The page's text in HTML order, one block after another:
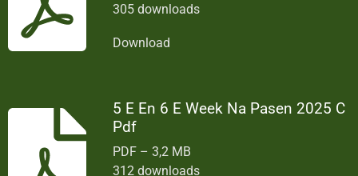
305 downloads
Download
5 E En 6 E Week Na Pasen 2025 C
Pdf
PDF – 3,2 MB
312 downloads